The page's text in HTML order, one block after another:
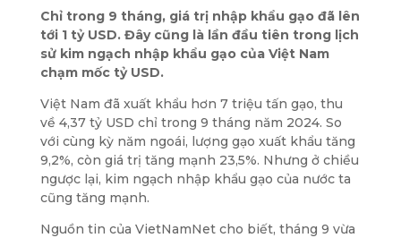
Chỉ trong 9 tháng, giá trị nhập khẩu gạo đã lên
tới 1 tỷ USD. Đây cũng là lần đầu tiên trong lịch
sử kim ngạch nhập khẩu gạo của Việt Nam
chạm mốc tỷ USD.
Việt Nam đã xuất khẩu hơn 7 triệu tấn gạo, thu
về 4,37 tỷ USD chỉ trong 9 tháng năm 2024. So
với cùng kỳ năm ngoái, lượng gạo xuất khẩu tăng
9,2%, còn giá trị tăng mạnh 23,5%. Nhưng ở chiều
ngược lại, kim ngạch nhập khẩu gạo của nước ta
cũng tăng mạnh.
Nguồn tin của VietNamNet cho biết, tháng 9 vừa